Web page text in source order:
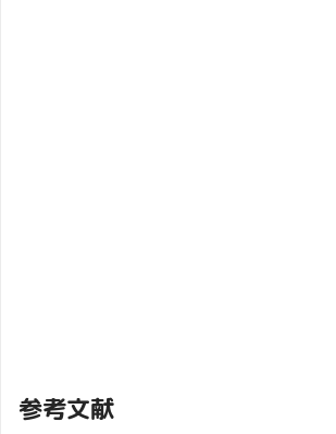
参考文献